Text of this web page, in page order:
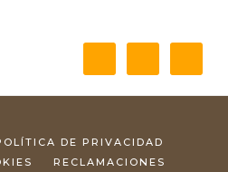
DE PRIVACIDAD
RECLAMACIONES